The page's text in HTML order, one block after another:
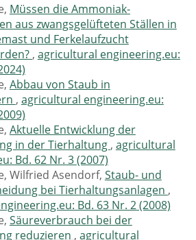
Müssen die Ammoniak-
aus zwangsgelüfteten Ställen in
und Ferkelaufzucht
, agricultural engineering.eu:
Abbau von Staub in
, agricultural engineering.eu:
Aktuelle Entwicklung der
in der Tierhaltung , agricultural
Bd. 62 Nr. 3 (2007)
Wilfried Asendorf, Staub- und
bei Tierhaltungsanlagen ,
Bd. 63 Nr. 2 (2008)
Säureverbrauch bei der
reduzieren , agricultural